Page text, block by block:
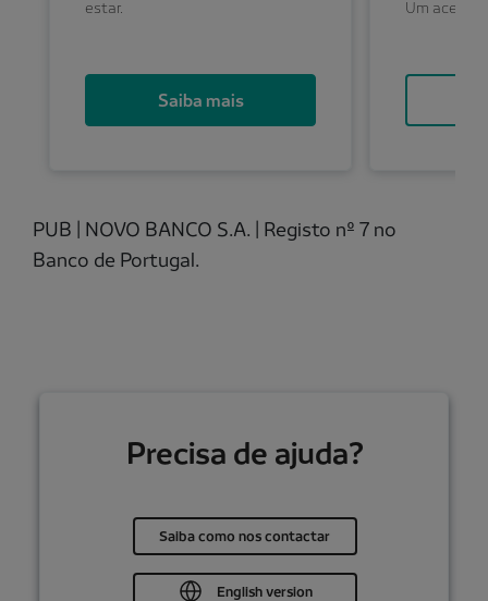
estar.
Saiba mais
Um acesso
PUB | NOVO BANCO S.A. | Registo nº 7 no
Banco de Portugal.
Precisa de ajuda?
Saiba como nos contactar
English version